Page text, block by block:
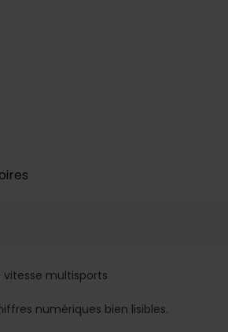
vitesse multisports
numériques bien lisibles.